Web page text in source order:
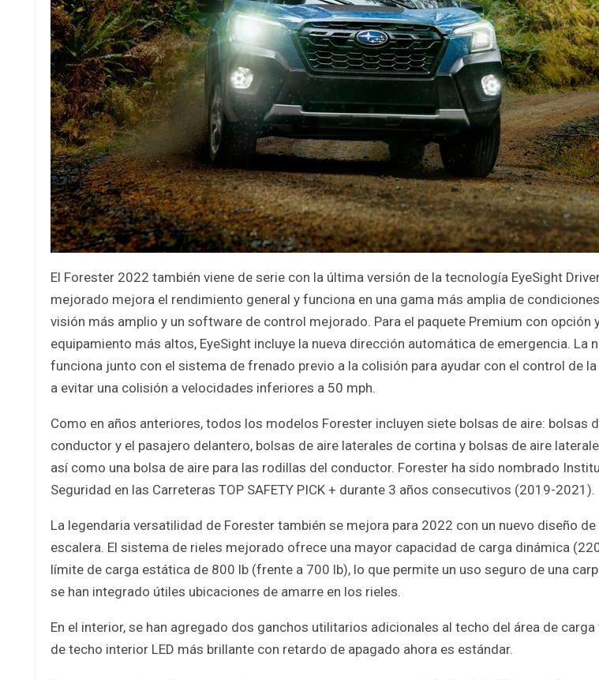
El Forester 2022 también viene de serie con la última versión de la tecnología EyeSight
mejorado mejora el rendimiento general y funciona en una gama más amplia de
visión más amplio y un software de control mejorado. Para el paquete Premium con opción
equipamiento más altos, EyeSight incluye la nueva dirección automática de emergencia. La
funciona junto con el sistema de frenado previo a la colisión para ayudar con el control de
a evitar una colisión a velocidades inferiores a 50 mph.
Como en años anteriores, todos los modelos Forester incluyen siete bolsas de aire: bolsas
conductor y el pasajero delantero, bolsas de aire laterales de cortina y bolsas de aire
así como una bolsa de aire para las rodillas del conductor. Forester ha sido nombrado
Seguridad en las Carreteras TOP SAFETY PICK + durante 3 años consecutivos (2019-2021).
La legendaria versatilidad de Forester también se mejora para 2022 con un nuevo diseño
escalera. El sistema de rieles mejorado ofrece una mayor capacidad de carga dinámica
límite de carga estática de 800 lb (frente a 700 lb), lo que permite un uso seguro de una
se han integrado útiles ubicaciones de amarre en los rieles.
En el interior, se han agregado dos ganchos utilitarios adicionales al techo del área de carga
de techo interior LED más brillante con retardo de apagado ahora es estándar.